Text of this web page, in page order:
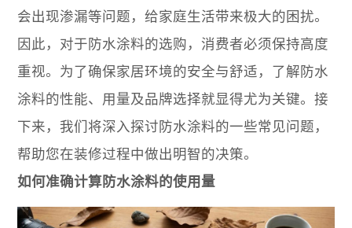
会出现渗漏等问题，给家庭生活带来极大的困扰。
因此，对于防水涂料的选购，消费者必须保持高度
重视。为了确保家居环境的安全与舒适，了解防水
涂料的性能、用量及品牌选择就显得尤为关键。接
下来，我们将深入探讨防水涂料的一些常见问题，
帮助您在装修过程中做出明智的决策。
如何准确计算防水涂料的使用量